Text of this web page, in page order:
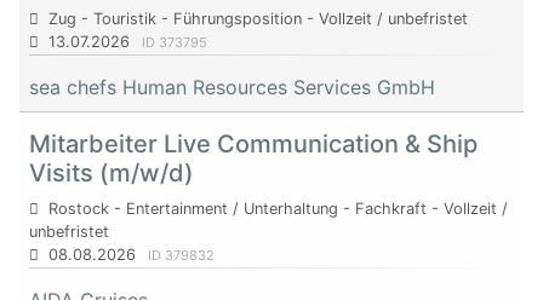
Zug - Touristik - Führungsposition - Vollzeit / unbefristet
13.07.2026
ID 373795
sea chefs Human Resources Services GmbH
Mitarbeiter Live Communication & Ship
Visits (m/w/d)
Rostock - Entertainment / Unterhaltung - Fachkraft - Vollzeit /
unbefristet
08.08.2026
ID 379832